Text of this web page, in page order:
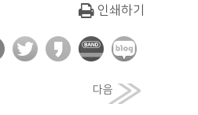
인쇄하기
다음